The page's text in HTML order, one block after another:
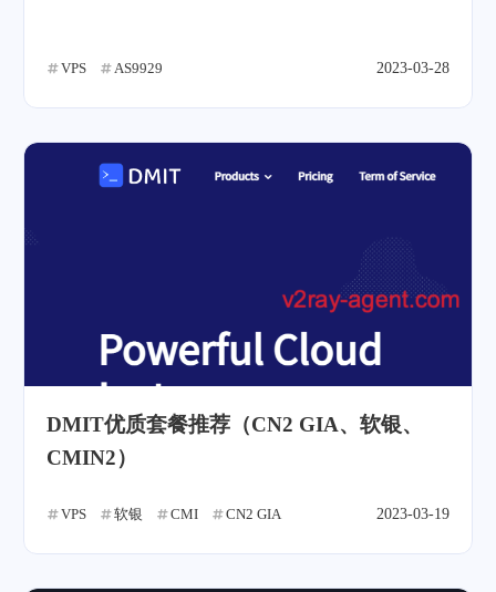
VPS AS9929 2023-03-28
DMIT优质套餐推荐（CN2 GIA、软银、
CMIN2）
VPS 软银 CMI CN2 GIA 2023-03-19